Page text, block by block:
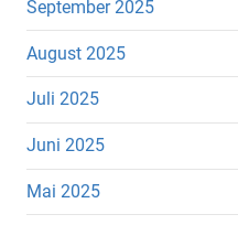
September 2025
August 2025
Juli 2025
Juni 2025
Mai 2025